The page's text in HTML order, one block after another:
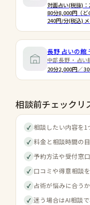
対面占い(税抜)：
80分8,000円（ど
240円/分(税込)
長野 占いの
中部 長野 ・ 占い
20分2,000円／
相談前チェックリ
✓ 相談したい内容を1
✓ 料金と相談時間の
✓ 予約方法や受付窓
✓ 口コミや得意相談
✓ 占術が悩みに合う
✓ 迷う場合はAI相談